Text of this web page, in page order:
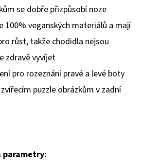
se dobře přizpůsobí noze
100% veganských materiálů a mají
růst, takže chodidla nejsou
zdravě vyvíjet
pro rozeznání pravé a levé boty
puzzle obrázkům v zadní
parametry: